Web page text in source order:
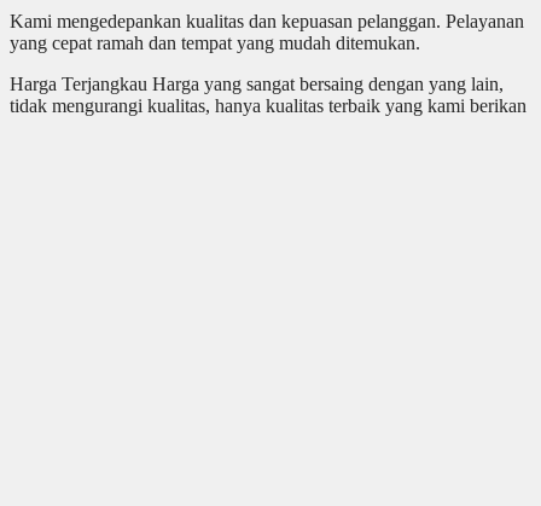
Kami mengedepankan kualitas dan kepuasan pelanggan. Pelayanan
yang cepat ramah dan tempat yang mudah ditemukan.
Harga Terjangkau Harga yang sangat bersaing dengan yang lain,
tidak mengurangi kualitas, hanya kualitas terbaik yang kami berikan